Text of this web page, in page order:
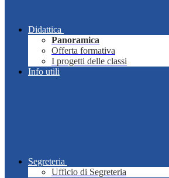
Didattica
Panoramica
Offerta formativa
I progetti delle classi
Info utili
Segreteria
Ufficio di Segreteria